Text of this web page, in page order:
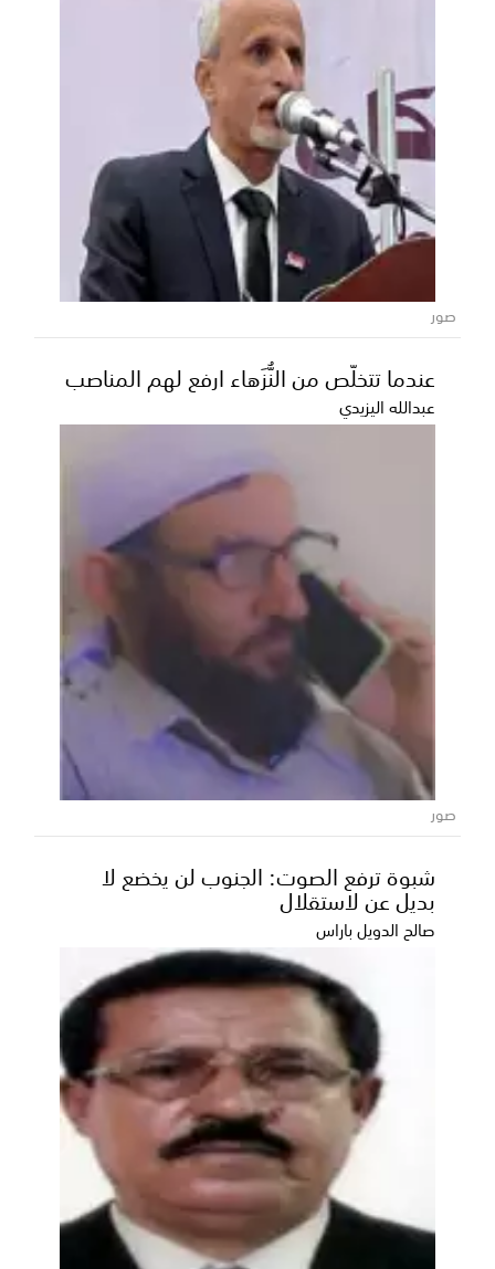
صور
عندما تتخلّص من النُّزَهاء ارفع لهم المناصب
عبدالله اليزيدي
صور
شبوة ترفع الصوت: الجنوب لن يخضع لا
بديل عن لاستقلال
صالح الدويل باراس